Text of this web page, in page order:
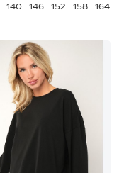
140 146 152 158 164